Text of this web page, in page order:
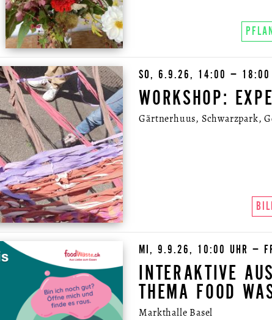
SO, 6.9.26, 14:00 – 18:00
WORKSHOP:
Gärtnerhuus, Schwarzpark,
MI, 9.9.26, 10:00 UHR –
INTERAKTIVE
THEMA FOOD
Markthalle Basel